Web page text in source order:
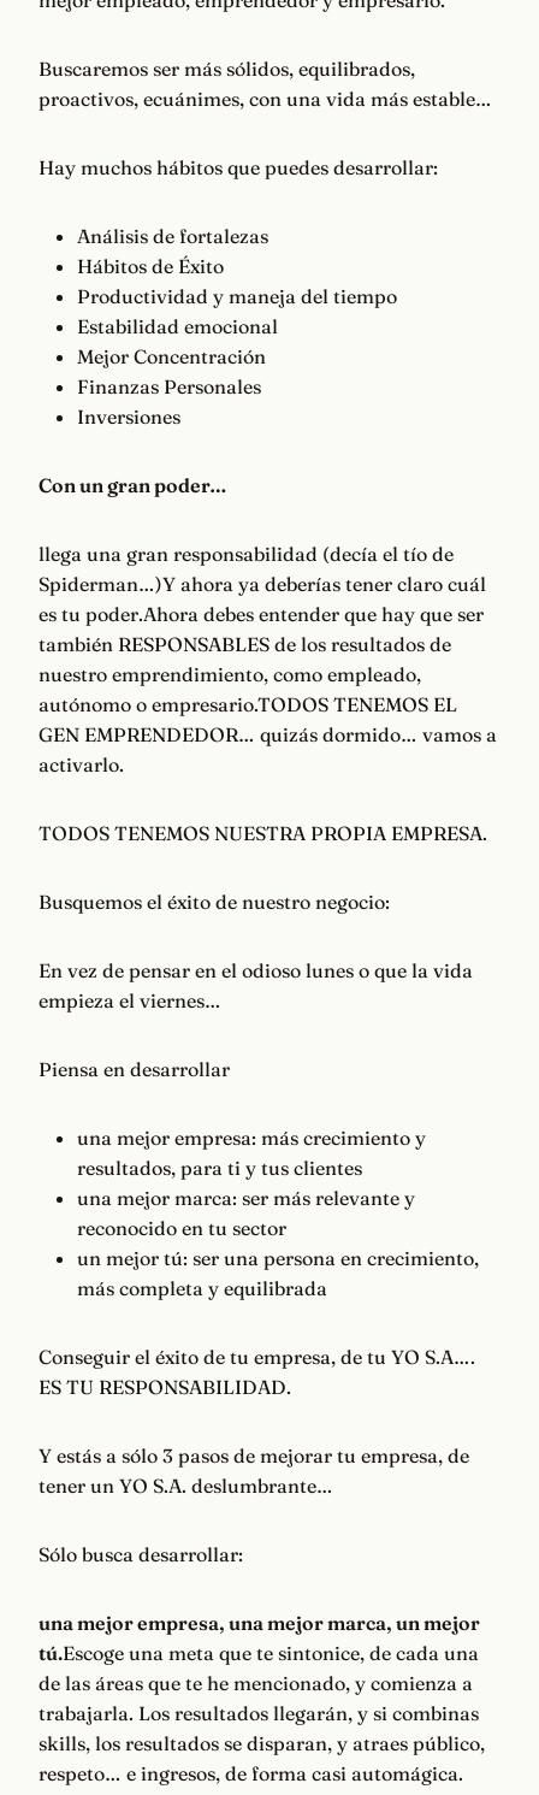
Buscaremos ser más sólidos, equilibrados,
proactivos, ecuánimes, con una vida más estable…
Hay muchos hábitos que puedes desarrollar:
Análisis de fortalezas
Hábitos de Éxito
Productividad y maneja del tiempo
Estabilidad emocional
Mejor Concentración
Finanzas Personales
Inversiones
Con un gran poder…
llega una gran responsabilidad (decía el tío de
Spiderman…)Y ahora ya deberías tener claro cuál
es tu poder.Ahora debes entender que hay que ser
también RESPONSABLES de los resultados de
nuestro emprendimiento, como empleado,
autónomo o empresario.TODOS TENEMOS EL
GEN EMPRENDEDOR… quizás dormido… vamos a
activarlo.
TODOS TENEMOS NUESTRA PROPIA EMPRESA.
Busquemos el éxito de nuestro negocio:
En vez de pensar en el odioso lunes o que la vida
empieza el viernes…
Piensa en desarrollar
una mejor empresa: más crecimiento y
resultados, para ti y tus clientes
una mejor marca: ser más relevante y
reconocido en tu sector
un mejor tú: ser una persona en crecimiento,
más completa y equilibrada
Conseguir el éxito de tu empresa, de tu YO S.A….
ES TU RESPONSABILIDAD.
Y estás a sólo 3 pasos de mejorar tu empresa, de
tener un YO S.A. deslumbrante…
Sólo busca desarrollar:
una mejor empresa, una mejor marca, un mejor
tú.Escoge una meta que te sintonice, de cada una
de las áreas que te he mencionado, y comienza a
trabajarla. Los resultados llegarán, y si combinas
skills, los resultados se disparan, y atraes público,
respeto… e ingresos, de forma casi automágica.